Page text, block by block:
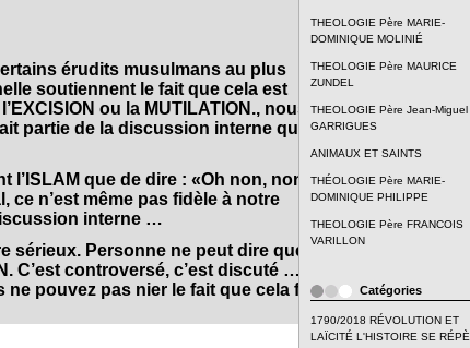
THEOLOGIE Père MARIE-
DOMINIQUE MOLINIÉ
THEOLOGIE Père MAURICE
ZUNDEL
THEOLOGIE Père Jean-Miguel
GARRIGUES
ANIMAUX ET SAINTS
THÉOLOGIE Père MARIE-
DOMINIQUE PHILIPPE
THEOLOGIE Père FRANCOIS
VARILLON
Catégories
1790/2018 RÉVOLUTION ET
LAÏCITÉ L'HISTOIRE SE RÉPÈ
érudits musulmans au plus
soutiennent le fait que cela est
ou la MUTILATION., nous
partie de la discussion interne que
l’ISLAM que de dire : «Oh non, non ,
ce n’est même pas fidèle à notre
interne …
sérieux. Personne ne peut dire que
C’est controversé, c’est discuté …
pouvez pas nier le fait que cela fait